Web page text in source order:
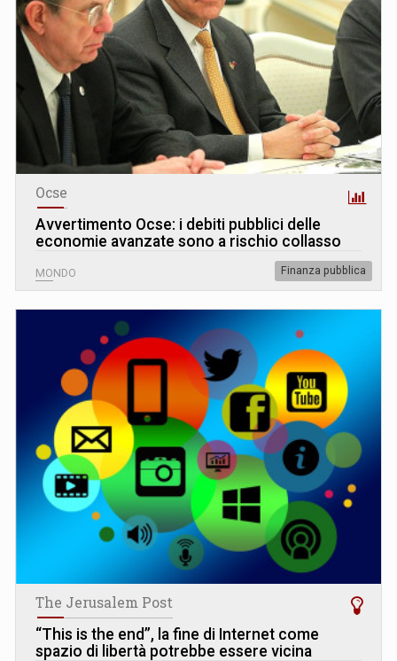
Ocse
Avvertimento Ocse: i debiti pubblici delle
economie avanzate sono a rischio collasso
MONDO Finanza pubblica
The Jerusalem Post
“This is the end”, la fine di Internet come
spazio di libertà potrebbe essere vicina